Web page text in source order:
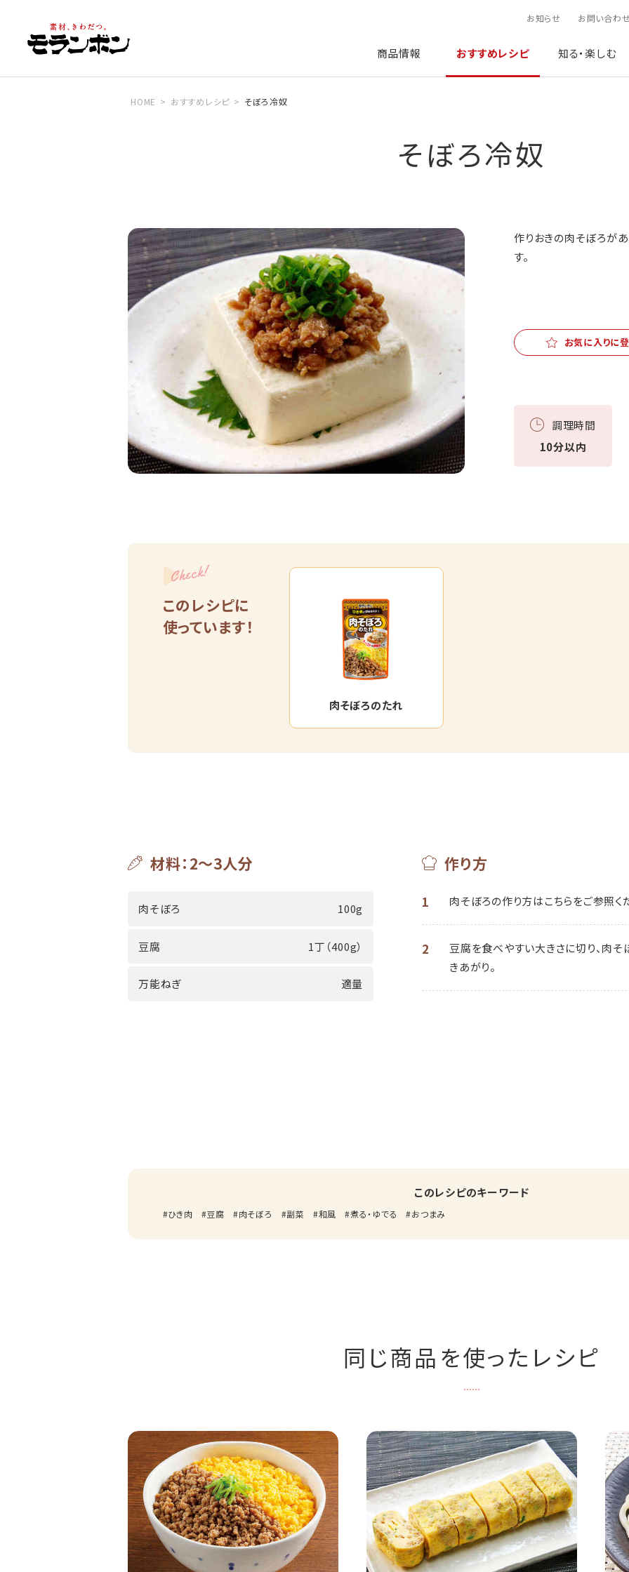
お知らせ お問い合わ
商品情報 おすすめレシピ 知る・楽しむ
HOME おすすめレシピ そぼろ冷奴
そぼろ冷奴
作りおきの肉そぼろが
す。
お気に入りに
調理時間
10分以内
Check!
このレシピに
使っています！
肉そぼろのたれ
材料：2～3人分
肉そぼろ 100g
豆腐 1丁（400g）
万能ねぎ 適量
作り方
1 肉そぼろの作り方はこちらをご参照く
2
豆腐を食べやすい大きさに切り、肉
きあがり。
このレシピのキーワード
ひき肉 豆腐 肉そぼろ 副菜 和風 煮る・ゆでる おつまみ
同じ商品を使ったレシピ